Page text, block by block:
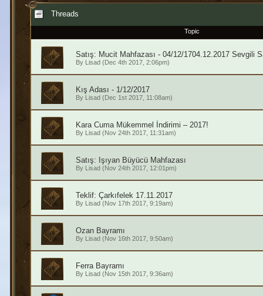
Threads
Topic
Satış: Mucit Mahfazası - 04/12/1704.12.2017 Sevgili
By Lisad (Dec 4th 2017, 2:06pm)
Kış Adası - 1/12/2017
By Lisad (Dec 1st 2017, 11:08am)
Kara Cuma Mükemmel İndirimi – 2017!
By Lisad (Nov 24th 2017, 11:31am)
Satış: Işıyan Büyücü Mahfazası
By Lisad (Nov 24th 2017, 12:01pm)
Teklif: Çarkıfelek 17.11.2017
By Lisad (Nov 17th 2017, 9:19am)
Ozan Bayramı
By Lisad (Nov 16th 2017, 9:50am)
Ferra Bayramı
By Lisad (Nov 15th 2017, 9:36am)